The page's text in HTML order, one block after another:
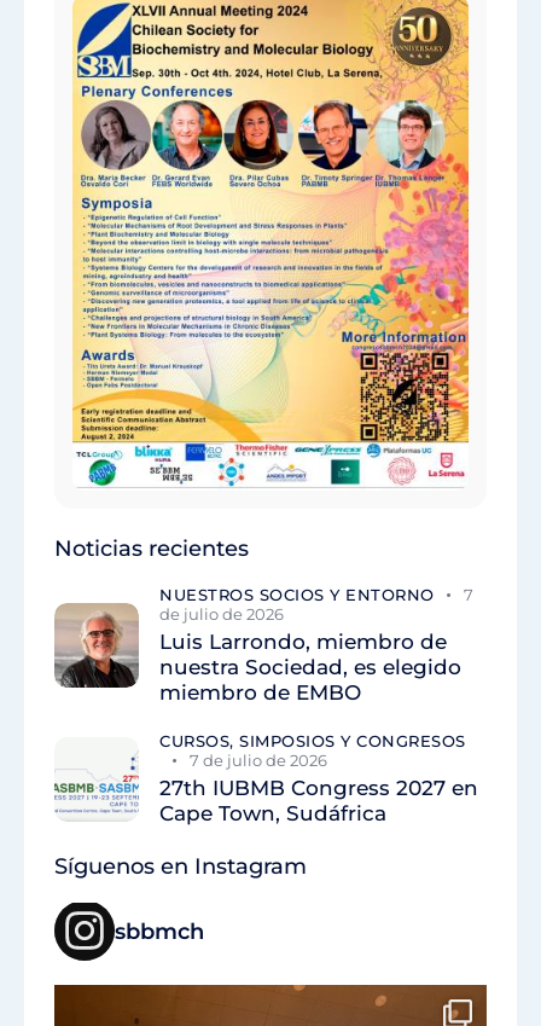
Noticias recientes
NUESTROS SOCIOS Y ENTORNO
7
de julio de 2026
Luis Larrondo, miembro de
nuestra Sociedad, es elegido
miembro de EMBO
CURSOS, SIMPOSIOS Y CONGRESOS
7 de julio de 2026
27th IUBMB Congress 2027 en
Cape Town, Sudáfrica
Síguenos en Instagram
sbbmch